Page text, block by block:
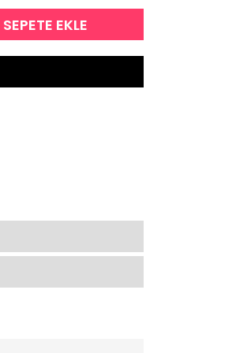
SEPETE EKLE